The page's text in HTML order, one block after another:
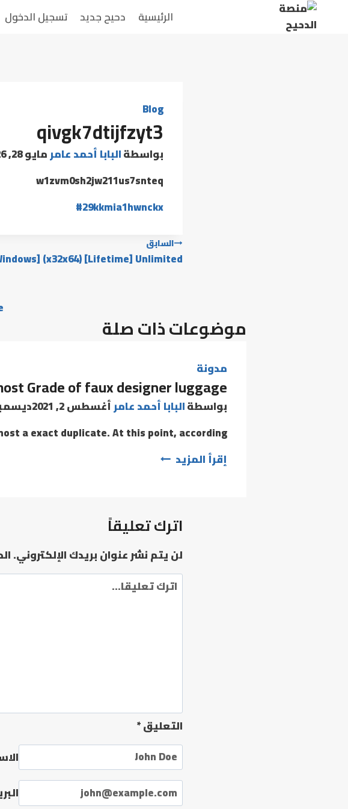
التجاوز
الرئيسية دحيح جديد تسجيل الدخول
Blog
qivgk7dtijfzyt3
بواسطةالبابا أحمد عامرمايو 28, 2026
w1zvm0sh2jw211us7snteq
وسوم
#29kkmia1hwnckx
تصفّح
المقالات
السابق
(x32x64) [Lifetime] Unlimited
موضوعات ذات صلة
مدونة
Grade of faux designer luggage
بواسطةالبابا أحمد عامرأغسطس 2, 2021
ديسمبر 27,
a exact duplicate. At this point, according…
إقرأ المزيد B
the
most
Grade
of
faux
اترك تعليقاً
لن يتم نشر عنوان بريدك الإلكتروني.
التعليق*